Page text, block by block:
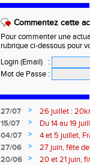
Commentez cette
Pour commenter une
rubrique ci-dessous pour
Login (Email)
:
Mot de Passe :
27/07 >
26 juillet :
15/07
>
Du 14 au 19
04/07
>
4 et 5 juillet,
Meetings
27/06 >
27 juin, fête
20/06
>
20 et 21 juin,